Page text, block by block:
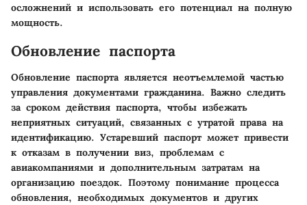
осложнений и использовать его потенциал на полную
мощность.
Обновление паспорта
Обновление паспорта является неотъемлемой частью
управления документами гражданина. Важно следить
за сроком действия паспорта, чтобы избежать
неприятных ситуаций, связанных с утратой права на
идентификацию. Устаревший паспорт может привести
к отказам в получении виз, проблемам с
авиакомпаниями и дополнительным затратам на
организацию поездок. Поэтому понимание процесса
обновления, необходимых документов и других